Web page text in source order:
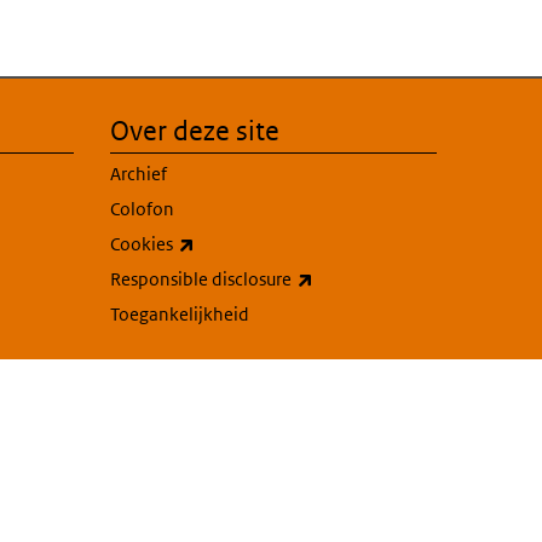
Over deze site
Archief
Colofon
Cookies
Responsible disclosure
Toegankelijkheid